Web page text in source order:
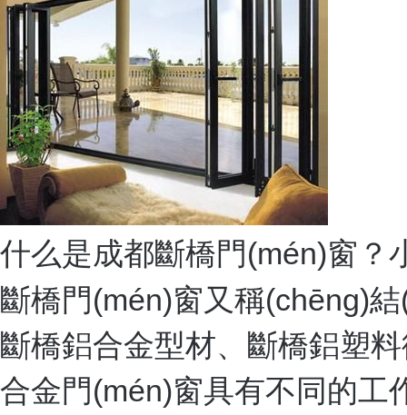
什么是成都斷橋門(mén)窗？
斷橋門(mén)窗又稱(chēng)
斷橋鋁合金型材、斷橋鋁塑
合金門(mén)窗具有不同的工